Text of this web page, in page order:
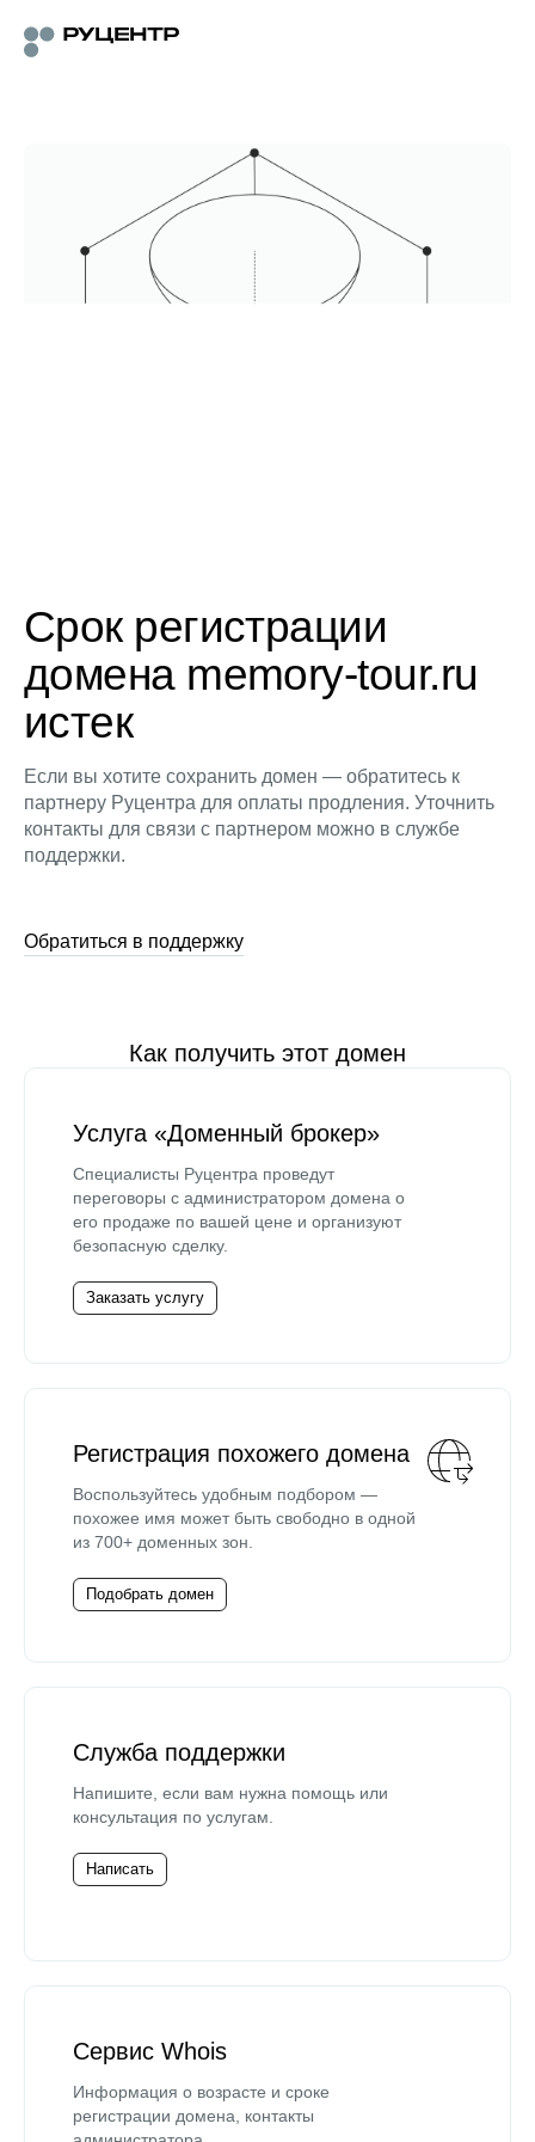
Срок регистрации
домена memory-tour.ru
истек
Если вы хотите сохранить домен — обратитесь к
партнеру Руцентра для оплаты продления. Уточнить
контакты для связи с партнером можно в службе
поддержки.
Обратиться в поддержку
Как получить этот домен
Услуга «Доменный брокер»
Специалисты Руцентра проведут
переговоры с администратором домена о
его продаже по вашей цене и организуют
безопасную сделку.
Заказать услугу
Регистрация похожего домена
Воспользуйтесь удобным подбором —
похожее имя может быть свободно в одной
из 700+ доменных зон.
Подобрать домен
Служба поддержки
Напишите, если вам нужна помощь или
консультация по услугам.
Написать
Сервис Whois
Информация о возрасте и сроке
регистрации домена, контакты